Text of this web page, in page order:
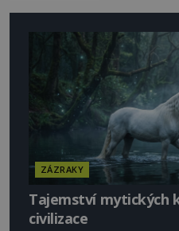
Woolwich ve 30. letech
ZÁZRAKY
Tajemství mytických
civilizace